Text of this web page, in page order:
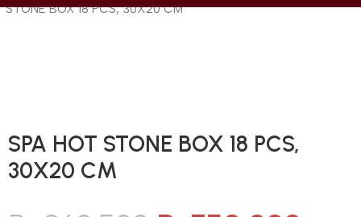
STONE BOX 18 PCS, 30X20 CM
SPA HOT STONE BOX 18 PCS,
30X20 CM